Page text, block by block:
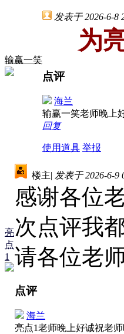
输赢一笑
发表于 2026-6-8
为
点评
海兰
输赢一笑老师晚上
回复
使用道具 举报
亮
点
1
楼主| 发表于 2026-6-9
感谢各位
次点评我
请各位老
点评
海兰
亮点1老师晚上好诚祝老